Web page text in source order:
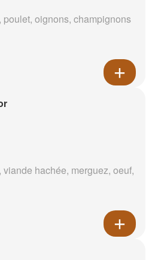
poulet, oignons, champignons
hachée, merguez, oeuf,